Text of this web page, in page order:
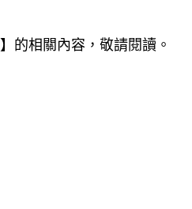
】的相關內容，敬請閱讀。